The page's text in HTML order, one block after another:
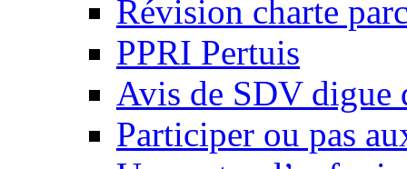
Révision charte
PPRI Pertuis
Avis de SDV digue
Participer ou pas